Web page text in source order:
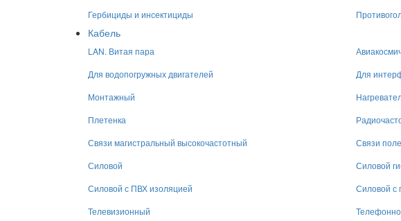
Гербициды и инсектициды
Кабель
LAN. Витая пара
Для водопогружных двигателей
Для
Монтажный
Плетенка
Связи магистральный высокочастотный
Связи
Силовой
Силовой
Силовой с ПВХ изоляцией
Силовой с
Телевизионный